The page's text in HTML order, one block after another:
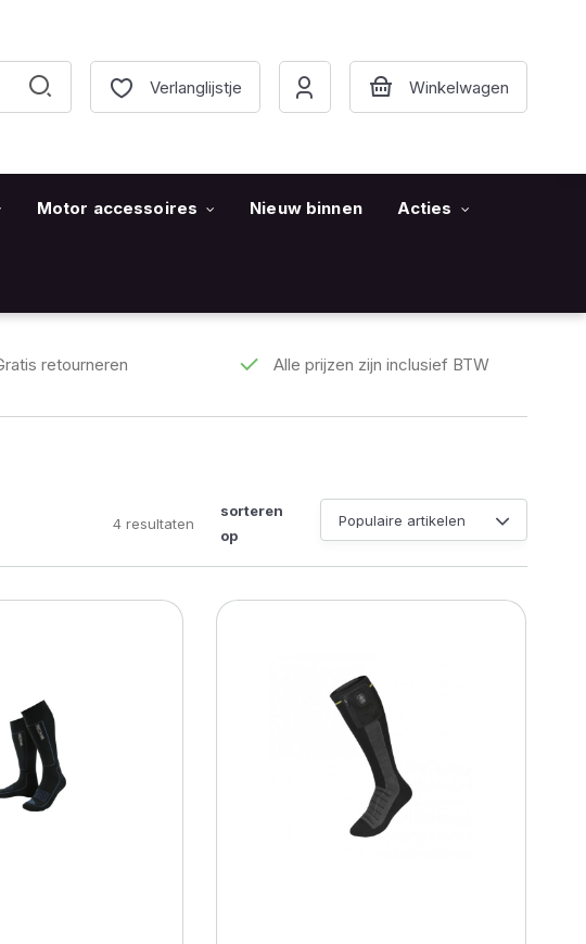
Verlanglijstje
Motor accessoires Nieuw binnen Acties
retourneren Alle prijzen zijn inclusief BTW
4 resultatenGesorteerd
populariteit
sorteren
op